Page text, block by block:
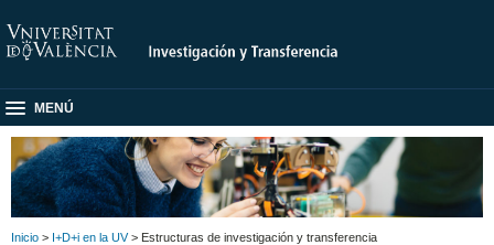
MENÚ
Inicio > I+D+i en la UV> Estructuras de investigación y transferencia